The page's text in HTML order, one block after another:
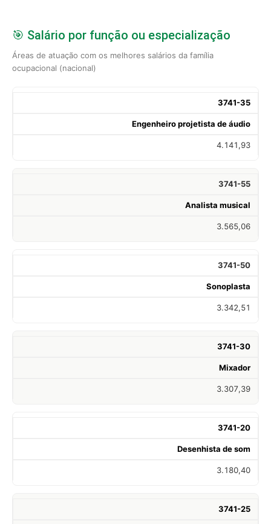
🎯 Salário por função ou especialização
Áreas de atuação com os melhores salários da família
ocupacional (nacional)
3741-35
Engenheiro projetista de áudio
4.141,93
3741-55
Analista musical
3.565,06
3741-50
Sonoplasta
3.342,51
3741-30
Mixador
3.307,39
3741-20
Desenhista de som
3.180,40
3741-25